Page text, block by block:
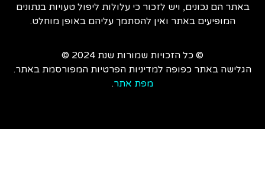
באתר הם נכונים, ויש לזכור כי עלולות ליפול טעויות בנתונים
המופיעים באתר ואין להסתמך עליהם באופן מוחלט.
© כל הזכויות שמורות שנת 2024 ©
הגלישה באתר כפופה למדיניות הפרטיות המפורסמת באתר.
מפת אתר.